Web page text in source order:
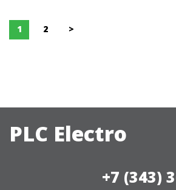
1 2 >
PLC Electro
+7 (343)